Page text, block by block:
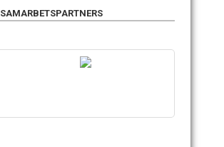
SAMARBETSPARTNERS